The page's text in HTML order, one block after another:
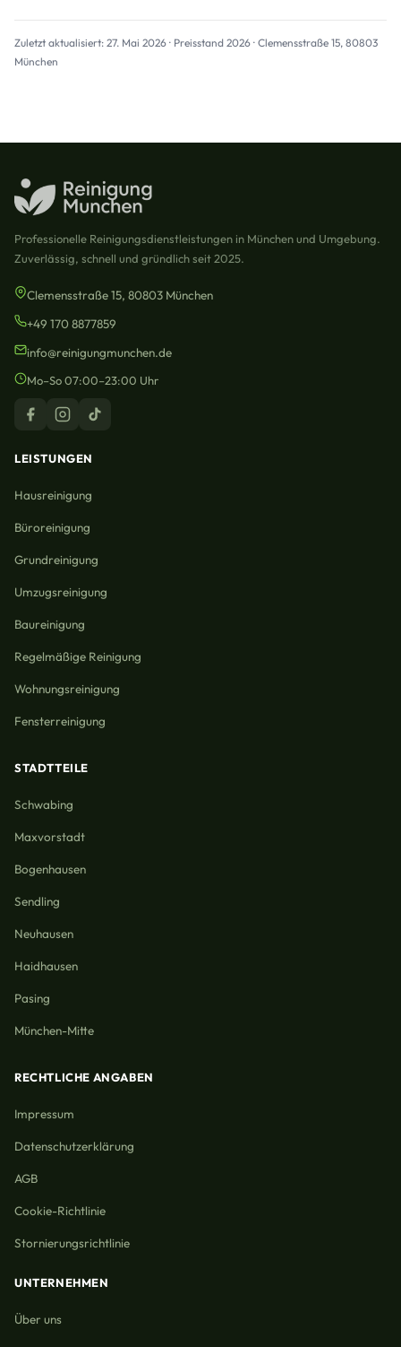
Zuletzt aktualisiert: 27. Mai 2026 · Preisstand 2026 · Clemensstraße 15, 80803
München
Professionelle Reinigungsdienstleistungen in München und Umgebung.
Zuverlässig, schnell und gründlich seit 2025.
Clemensstraße 15, 80803 München
+49 170 8877859
info@reinigungmunchen.de
Mo–So 07:00–23:00 Uhr
LEISTUNGEN
Hausreinigung
Büroreinigung
Grundreinigung
Umzugsreinigung
Baureinigung
Regelmäßige Reinigung
Wohnungsreinigung
Fensterreinigung
STADTTEILE
Schwabing
Maxvorstadt
Bogenhausen
Sendling
Neuhausen
Haidhausen
Pasing
München-Mitte
RECHTLICHE ANGABEN
Impressum
Datenschutzerklärung
AGB
Cookie-Richtlinie
Stornierungsrichtlinie
UNTERNEHMEN
Über uns